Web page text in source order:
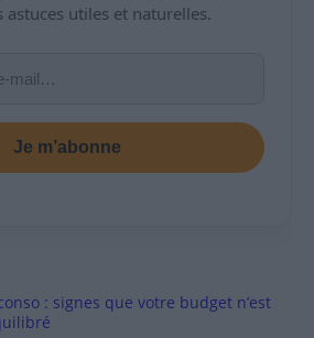
astuces utiles et naturelles.
Je m’abonne
: signes que votre budget n’est